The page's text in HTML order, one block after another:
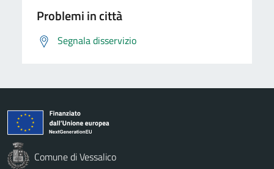
Problemi in città
Segnala disservizio
Comune di Vessalico